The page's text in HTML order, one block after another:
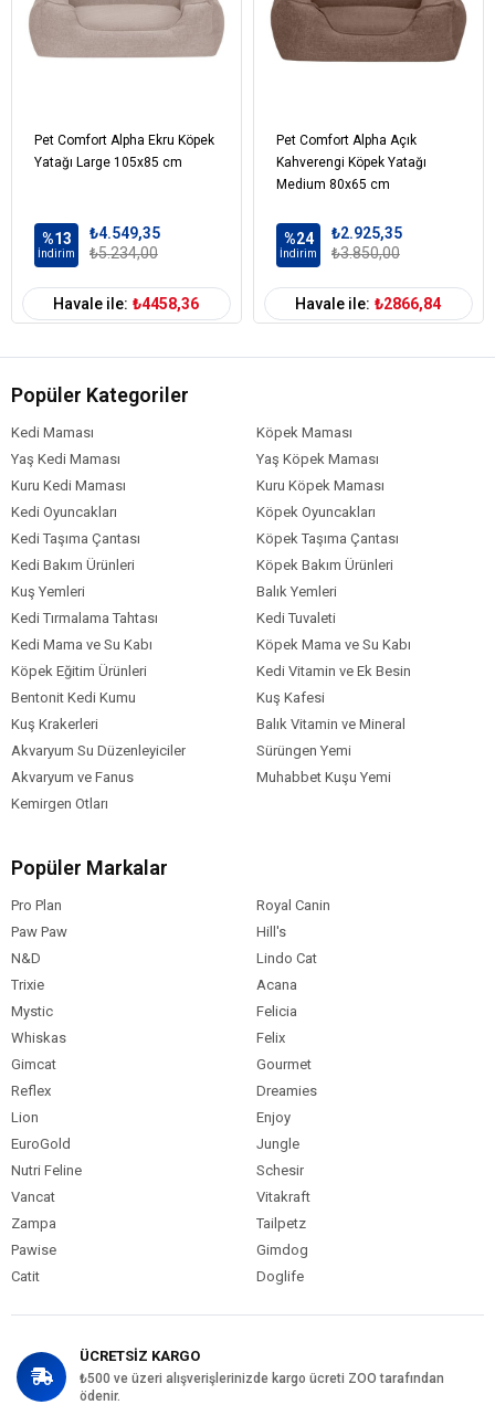
Pet Comfort Alpha Ekru Köpek
Yatağı Large 105x85 cm
%13
İndirim
₺4.549,35
₺5.234,00
Havale ile: ₺4458,36
Pet Comfort Alpha Açık
Kahverengi Köpek Yatağı
Medium 80x65 cm
%24
İndirim
₺2.925,35
₺3.850,00
Havale ile: ₺2866,84
Popüler Kategoriler
Kedi Maması
Köpek Maması
Yaş Kedi Maması
Yaş Köpek Maması
Kuru Kedi Maması
Kuru Köpek Maması
Kedi Oyuncakları
Köpek Oyuncakları
Kedi Taşıma Çantası
Köpek Taşıma Çantası
Kedi Bakım Ürünleri
Köpek Bakım Ürünleri
Kuş Yemleri
Balık Yemleri
Kedi Tırmalama Tahtası
Kedi Tuvaleti
Kedi Mama ve Su Kabı
Köpek Mama ve Su Kabı
Köpek Eğitim Ürünleri
Kedi Vitamin ve Ek Besin
Bentonit Kedi Kumu
Kuş Kafesi
Kuş Krakerleri
Balık Vitamin ve Mineral
Akvaryum Su Düzenleyiciler
Sürüngen Yemi
Akvaryum ve Fanus
Muhabbet Kuşu Yemi
Kemirgen Otları
Popüler Markalar
Pro Plan
Royal Canin
Paw Paw
Hill's
N&D
Lindo Cat
Trixie
Acana
Mystic
Felicia
Whiskas
Felix
Gimcat
Gourmet
Reflex
Dreamies
Lion
Enjoy
EuroGold
Jungle
Nutri Feline
Schesir
Vancat
Vitakraft
Zampa
Tailpetz
Pawise
Gimdog
Catit
Doglife
ÜCRETSİZ KARGO
₺500 ve üzeri alışverişlerinizde kargo ücreti ZOO tarafından
ödenir.